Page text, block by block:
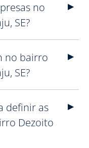
no
SE?
no bairro
SE?
definir as
Dezoito